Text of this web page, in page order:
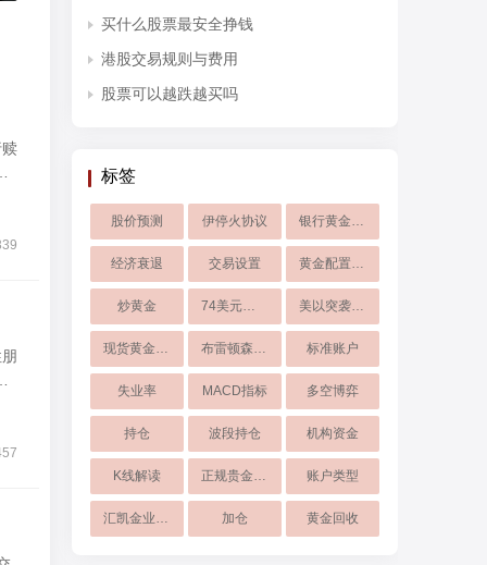
买什么股票最安全挣钱
港股交易规则与费用
股票可以越跌越买吗
标签
股价预测 伊停火协议 银行黄金积存
经济衰退 交易设置 黄金配置比例
炒黄金 74美元支撑 美以突袭伊朗
现货黄金走势 布雷顿森林体系 标准账户
失业率 MACD指标 多空博弈
持仓 波段持仓 机构资金
K线解读 正规贵金属平台 账户类型
汇凯金业App 加仓 黄金回收